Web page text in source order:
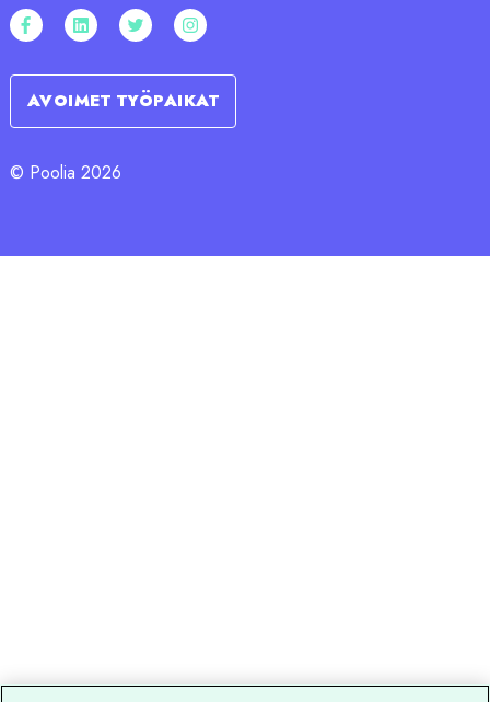
AVOIMET TYÖPAIKAT
© Poolia 2026